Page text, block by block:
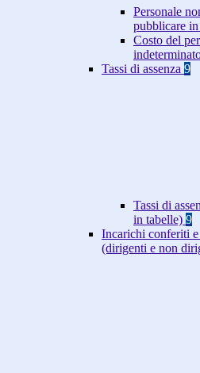
Personale
pubblicare
Costo del
Tassi di assenza 9
Tassi di
in tabelle) 9
Incarichi conferiti
(dirigenti e non